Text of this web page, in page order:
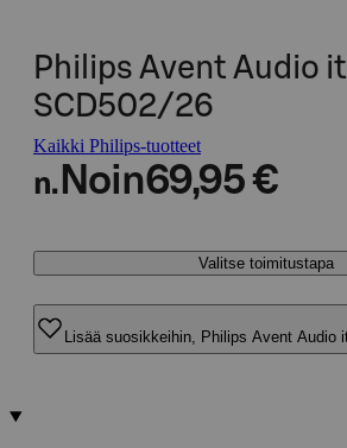
Philips Avent Audio
SCD502/26
Kaikki Philips-tuotteet
n. Noin69,95 €
Valitse toimitustapa
Lisää suosikkeihin, Philips Avent Audio